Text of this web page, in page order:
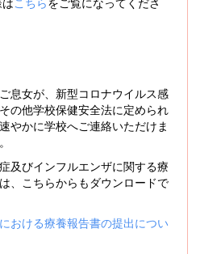
息女が、新型コロナウイルス感
の他学校保健安全法に定められ
やかに学校へご連絡いただけま
及びインフルエンザに関する療
、こちらからもダウンロードで
おける療養報告書の提出につい